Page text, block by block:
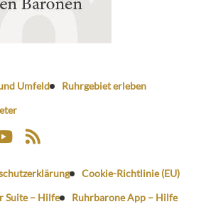
Umfeld
Ruhrgebiet erleben
Cookie-Richtlinie (EU)
Suite – Hilfe
Ruhrbarone App – Hilfe